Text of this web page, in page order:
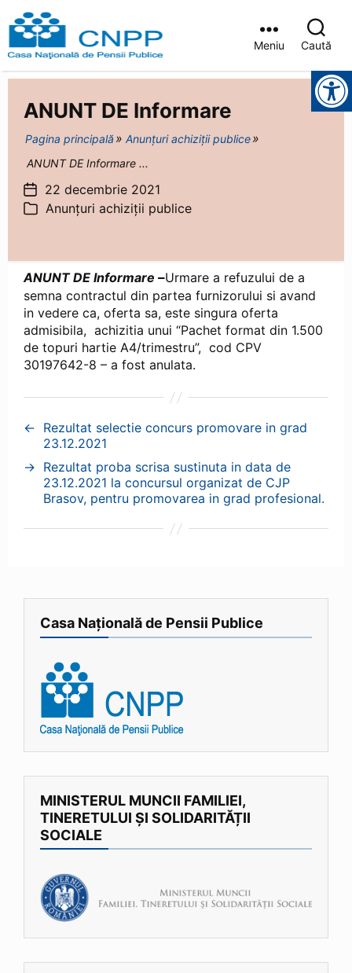
Județeană
Pensii
Meniu Caută
Instrumente pentru accesibilitate
ANUNT DE Informare
Pagina principală
Anunțuri achiziții publice
ANUNT DE Informare ...
Dată
articol
22 decembrie 2021
Categorii
Anunțuri achiziții publice
ANUNT DE Informare –Urmare a refuzului de a
semna contractul din partea furnizorului si avand
in vedere ca, oferta sa, este singura oferta
admisibila, achizitia unui “Pachet format din 1.500
de topuri hartie A4/trimestru”, cod CPV
30197642-8 – a fost anulata.
← Rezultat selectie concurs promovare in grad
23.12.2021
→ Rezultat proba scrisa sustinuta in data de
23.12.2021 la concursul organizat de CJP
Brasov, pentru promovarea in grad profesional.
Casa Națională de Pensii Publice
MINISTERUL MUNCII FAMILIEI,
TINERETULUI ȘI SOLIDARITĂȚII
SOCIALE